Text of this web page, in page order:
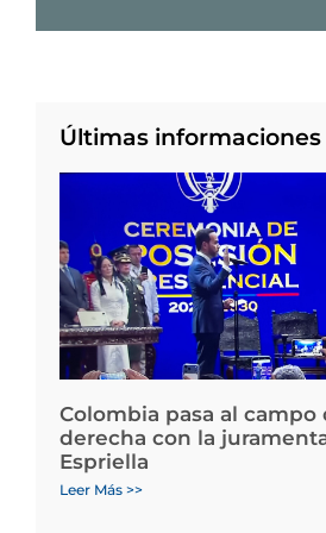
Últimas informaciones
Colombia pasa al campo
derecha con la
Espriella
Leer Más >>